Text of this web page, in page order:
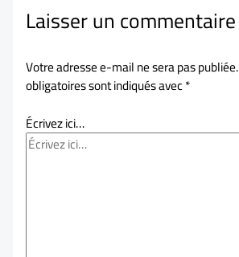
Laisser un commentaire
Votre adresse e-mail ne sera pas publiée.
obligatoires sont indiqués avec*
Écrivez ici…